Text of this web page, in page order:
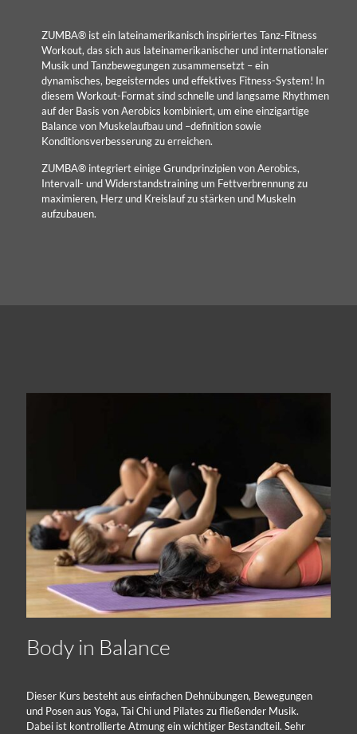
ZUMBA® ist ein lateinamerikanisch inspiriertes Tanz-Fitness
Workout, das sich aus lateinamerikanischer und internationaler
Musik und Tanzbewegungen zusammensetzt – ein
dynamisches, begeisterndes und effektives Fitness-System! In
diesem Workout-Format sind schnelle und langsame Rhythmen
auf der Basis von Aerobics kombiniert, um eine einzigartige
Balance von Muskelaufbau und –definition sowie
Konditionsverbesserung zu erreichen.
ZUMBA® integriert einige Grundprinzipien von Aerobics,
Intervall- und Widerstandstraining um Fettverbrennung zu
maximieren, Herz und Kreislauf zu stärken und Muskeln
aufzubauen.
Body in Balance
Dieser Kurs besteht aus einfachen Dehnübungen, Bewegungen
und Posen aus Yoga, Tai Chi und Pilates zu fließender Musik.
Dabei ist kontrollierte Atmung ein wichtiger Bestandteil. Sehr